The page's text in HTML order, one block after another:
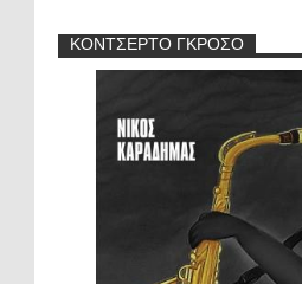
ΚΟΝΤΣΕΡΤΟ ΓΚΡΟΣΟ